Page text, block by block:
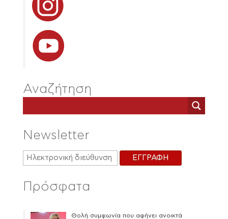
Αναζήτηση
Newsletter
Πρόσφατα
Θολή συμφωνία που αφήνει ανοικτά